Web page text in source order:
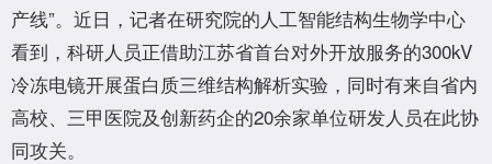
产线”。近日，记者在研究院的人工智能结构生物学中心
看到，科研人员正借助江苏省首台对外开放服务的300kV
冷冻电镜开展蛋白质三维结构解析实验，同时有来自省内
高校、三甲医院及创新药企的20余家单位研发人员在此协
同攻关。